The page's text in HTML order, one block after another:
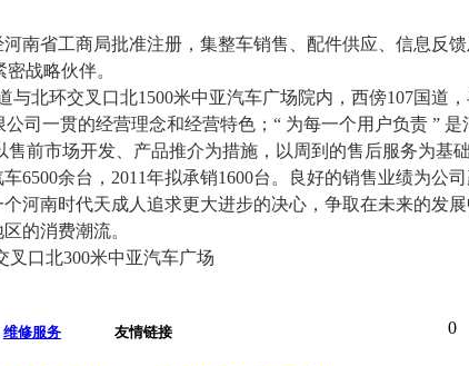
南省工商局批准注册，集整车销售、配件供应、信息反
战略伙伴。
与北环交叉口北1500米中亚汽车广场院内，西傍107国道
司一贯的经营理念和经营特色；“ 为每一个用户负责 ”
前市场开发、产品推介为措施，以周到的售后服务为
车6500余台， 2011年拟承销1600台。良好的销售业绩为公
河南时代天成人追求更大进步的决心，争取在未来的发
的消费潮流。
叉口北300米中亚汽车广场
维修服务 友情链接 0